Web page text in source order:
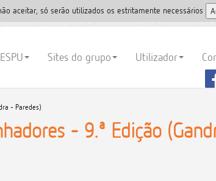
aceitar, só serão utilizados os estritamente necessários
Sites do grupo Utilizador
- Paredes)
- 9.ª Edição